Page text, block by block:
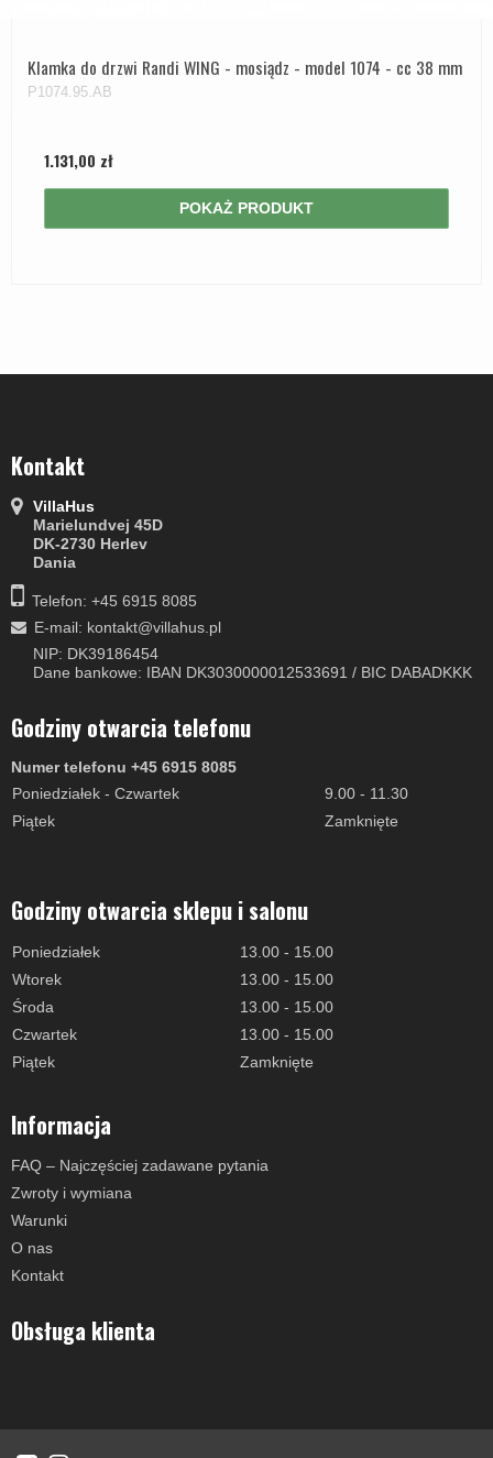
Klamka do drzwi Randi WING - mosiądz - model 1074 - cc 38 mm
P1074.95.AB
1.131,00 zł
POKAŻ PRODUKT
Kontakt
VillaHus
Marielundvej 45D
DK-2730 Herlev
Dania
Telefon: +45 6915 8085
E-mail: kontakt@villahus.pl
NIP: DK39186454
Dane bankowe: IBAN DK3030000012533691 / BIC DABADKKK
Godziny otwarcia telefonu
Numer telefonu +45 6915 8085
Poniedziałek - Czwartek
9.00 - 11.30
Piątek
Zamknięte
Godziny otwarcia sklepu i salonu
Poniedziałek
13.00 - 15.00
Wtorek
13.00 - 15.00
Środa
13.00 - 15.00
Czwartek
13.00 - 15.00
Piątek
Zamknięte
Informacja
FAQ – Najczęściej zadawane pytania
Zwroty i wymiana
Warunki
O nas
Kontakt
Obsługa klienta